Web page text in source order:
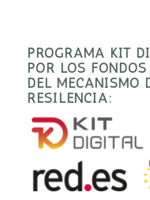
PROGRAMA KIT
POR LOS
DEL MECANISMO
RESILENCIA: